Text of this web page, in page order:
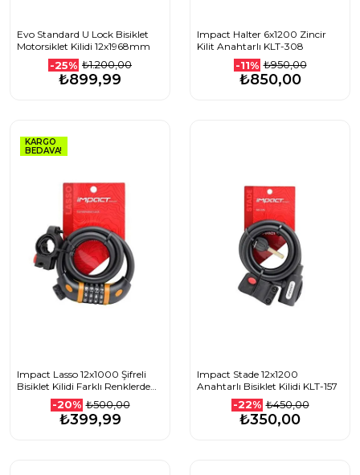
Evo Standard U Lock Bisiklet
Motorsiklet Kilidi 12x1968mm
-25% ₺1.200,00
₺899,99
Impact Halter 6x1200 Zincir
Kilit Anahtarlı KLT-308
-11% ₺950,00
₺850,00
KARGO
BEDAVA!
Impact Lasso 12x1000 Şifreli
Bisiklet Kilidi Farklı Renklerde
KLT-235 KLT-236 KLT-337 KLT-
238 KLT-239 KLT -240
1507501105_MAVİ
-20% ₺500,00
₺399,99
Impact Stade 12x1200
Anahtarlı Bisiklet Kilidi KLT-157
-22% ₺450,00
₺350,00